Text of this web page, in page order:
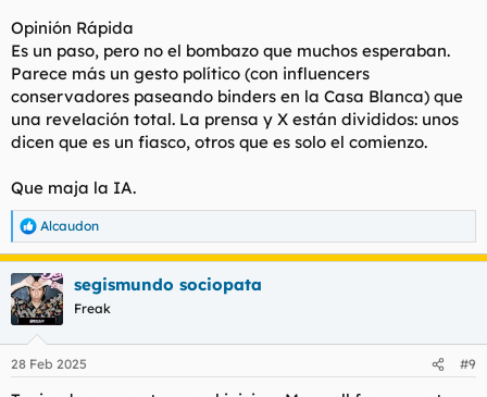
Opinión Rápida
Es un paso, pero no el bombazo que muchos esperaban.
Parece más un gesto político (con influencers
conservadores paseando binders en la Casa Blanca) que
una revelación total. La prensa y X están divididos: unos
dicen que es un fiasco, otros que es solo el comienzo.
Que maja la IA.
R
e
a
c
c
i
e
Alcaudon
segismundo sociopata
Freak
28 Feb 2025 #9